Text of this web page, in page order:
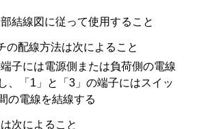
結線図に従って使用すること
の配線方法は次によること
子には電源側または負荷側の電線
、「1」と「3」の端子にはスイッ
の電線を結線する
次によること